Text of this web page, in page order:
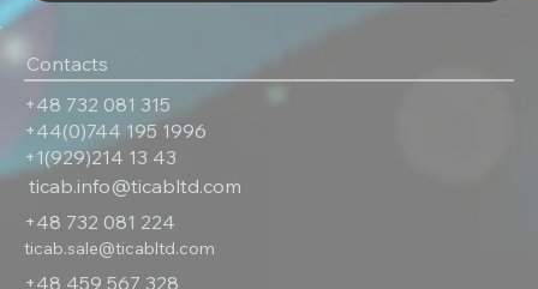
Contacts
+48 732 081 315
+44(0)744 195 1996
+1(929)214 13 43
ticab.info@ticabltd.com
+48 732 081 224
ticab.sale@ticabltd.com
+48 459 567 328